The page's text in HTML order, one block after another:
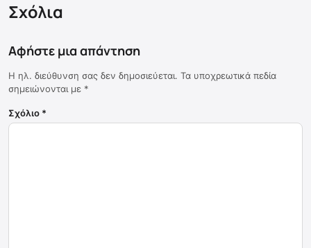
Σχόλια
Αφήστε μια απάντηση
Η ηλ. διεύθυνση σας δεν δημοσιεύεται. Τα υποχρεωτικά πεδία
σημειώνονται με *
Σχόλιο *